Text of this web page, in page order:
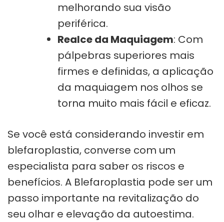
melhorando sua visão
periférica.
Realce da Maquiagem: Com
pálpebras superiores mais
firmes e definidas, a aplicação
da maquiagem nos olhos se
torna muito mais fácil e eficaz.
Se você está considerando investir em
blefaroplastia, converse com um
especialista para saber os riscos e
benefícios. A Blefaroplastia pode ser um
passo importante na revitalização do
seu olhar e elevação da autoestima.